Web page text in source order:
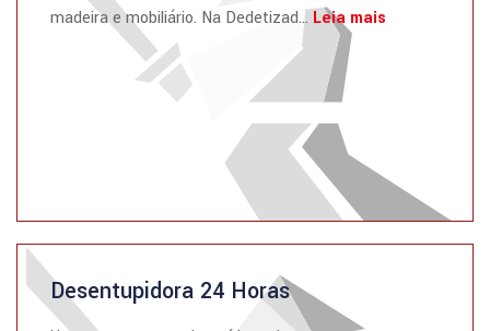
madeira e mobiliário. Na Dedetizad... Leia mais
Desentupidora 24 Horas